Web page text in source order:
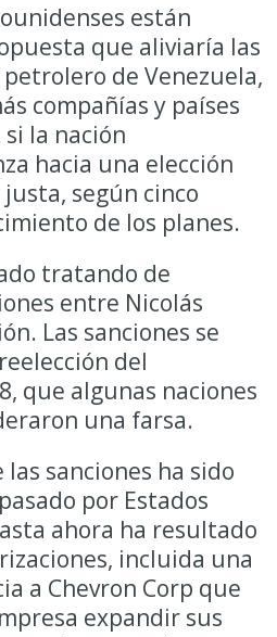
están
que aliviaría las
de Venezuela,
compañías y países
la nación
hacia una elección
según cinco
de los planes.
tratando de
entre Nicolás
Las sanciones se
del
que algunas naciones
una farsa.
sanciones ha sido
por Estados
ahora ha resultado
incluida una
a Chevron Corp que
expandir sus